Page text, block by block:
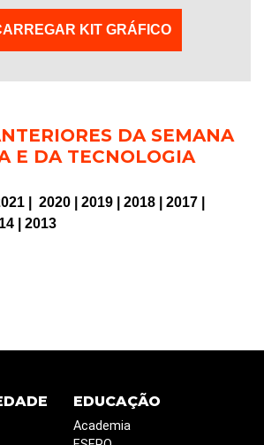
KIT GRÁFICO
DA SEMANA
E DA TECNOLOGIA
2020 2019 2018 2017
2013
EDUCAÇÃO
Academia